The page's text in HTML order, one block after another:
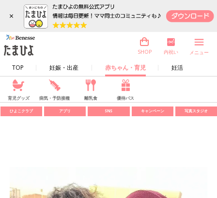
×
TOP 妊娠・出産 赤ちゃん・育児 妊活
SHOP 内祝い メニュー
育児グッズ 病気・予防接種 離乳食 優待パス
ひよこクラブ アプリ SNS キャンペーン 写真スタジオ